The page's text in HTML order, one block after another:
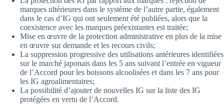
marques ultérieures dans le système de l’autre partie, également
dans le cas d’IG qui ont seulement été publiées, alors que la
coexistence avec les marques préexistantes est traitée;
Mise en œuvre de la protection administrative en plus de la mise
en œuvre sur demande et les recours civils;
La suppression progressive des utilisations antérieures identifiées
sur le marché japonais dans les 5 ans suivant l’entrée en vigueur
de l’Accord pour les boissons alcoolisées et dans les 7 ans pour
les IG agroalimentaires;
La possibilité d’ajouter de nouvelles IG sur la liste des IG
protégées en vertu de l’Accord.